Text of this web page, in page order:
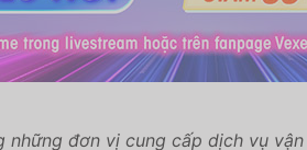
những đơn vị cung cấp dịch vụ